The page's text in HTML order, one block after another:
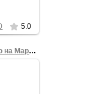
5.0
Олег Тихоненко на Марше Миллионов